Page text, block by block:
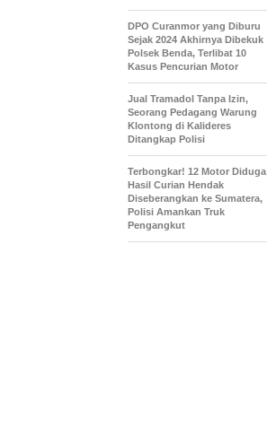
DPO Curanmor yang Diburu
Sejak 2024 Akhirnya Dibekuk
Polsek Benda, Terlibat 10
Kasus Pencurian Motor
Jual Tramadol Tanpa Izin,
Seorang Pedagang Warung
Klontong di Kalideres
Ditangkap Polisi
Terbongkar! 12 Motor Diduga
Hasil Curian Hendak
Diseberangkan ke Sumatera,
Polisi Amankan Truk
Pengangkut